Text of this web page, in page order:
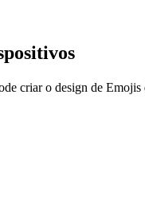
criar o design de